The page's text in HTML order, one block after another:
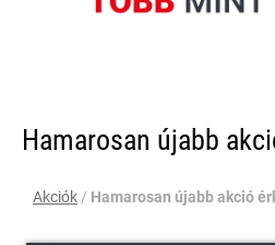
Hamarosan újabb
Akciók / Hamarosan újabb akció